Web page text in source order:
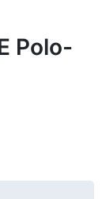
Polo-